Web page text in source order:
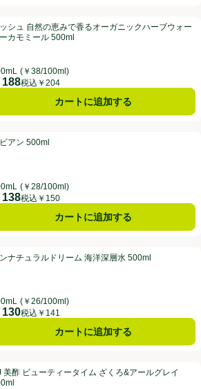
オーガニックハーブウォーターカモミール
月
中5.0点。
シュ 自然の恵みで香るオーガニックハーブウォー
カモミール 500ml
(￥38/100ml)
格
188税込￥204
カートに追加する
月
中0.0点。
アン 500ml
(￥28/100ml)
格
138税込￥150
カートに追加する
洋深層水 500ml
月
中0.0点。
ナチュラルドリーム 海洋深層水 500ml
(￥26/100ml)
格
130税込￥141
カートに追加する
ム ざくろ&アールグレイ 200ml
月
中0.0点。
美酢 ビューティータイム ざくろ&アールグレイ